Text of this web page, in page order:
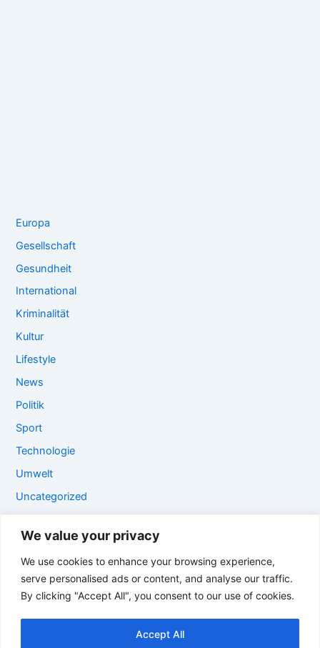
We value your privacy
We use cookies to enhance your browsing experience,
serve personalised ads or content, and analyse our traffic.
By clicking "Accept All", you consent to our use of cookies.
Accept All
Europa
Gesellschaft
Gesundheit
International
Kriminalität
Kultur
Lifestyle
News
Politik
Sport
Technologie
Umwelt
Uncategorized
VİDEO
Welt
Wirtschaft